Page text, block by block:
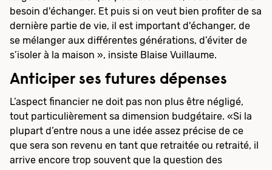
besoin d'échanger. Et puis si on veut bien profiter de sa
dernière partie de vie, il est important d'échanger, de
se mélanger aux différentes générations, d’éviter de
s’isoler à la maison », insiste Blaise Vuillaume.
Anticiper ses futures dépenses
L’aspect financier ne doit pas non plus être négligé,
tout particulièrement sa dimension budgétaire. «Si la
plupart d’entre nous a une idée assez précise de ce
que sera son revenu en tant que retraitée ou retraité, il
arrive encore trop souvent que la question des